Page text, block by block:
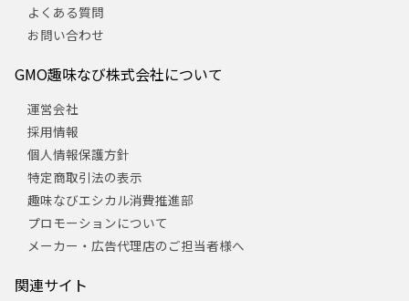
よくある質問
お問い合わせ
GMO趣味なび株式会社について
運営会社
採用情報
個人情報保護方針
特定商取引法の表示
趣味なびエシカル消費推進部
プロモーションについて
メーカー・広告代理店のご担当者様へ
関連サイト